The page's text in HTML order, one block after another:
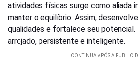
atividades físicas surge como aliada
manter o equilíbrio. Assim,
qualidades e fortalece seu potencial.
arrojado, persistente e inteligente.